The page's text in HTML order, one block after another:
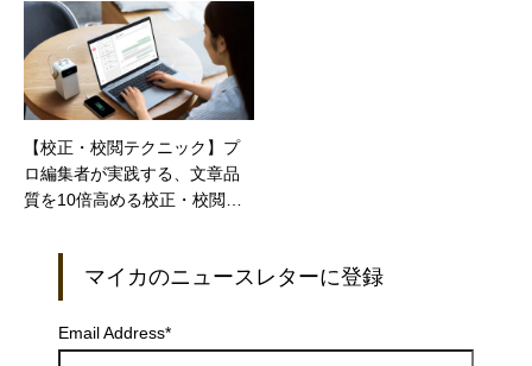
【校正・校閲テクニック】プ
ロ編集者が実践する、文章品
質を10倍高める校正・校閲テ
マイカのニュースレターに登録
Email Address*